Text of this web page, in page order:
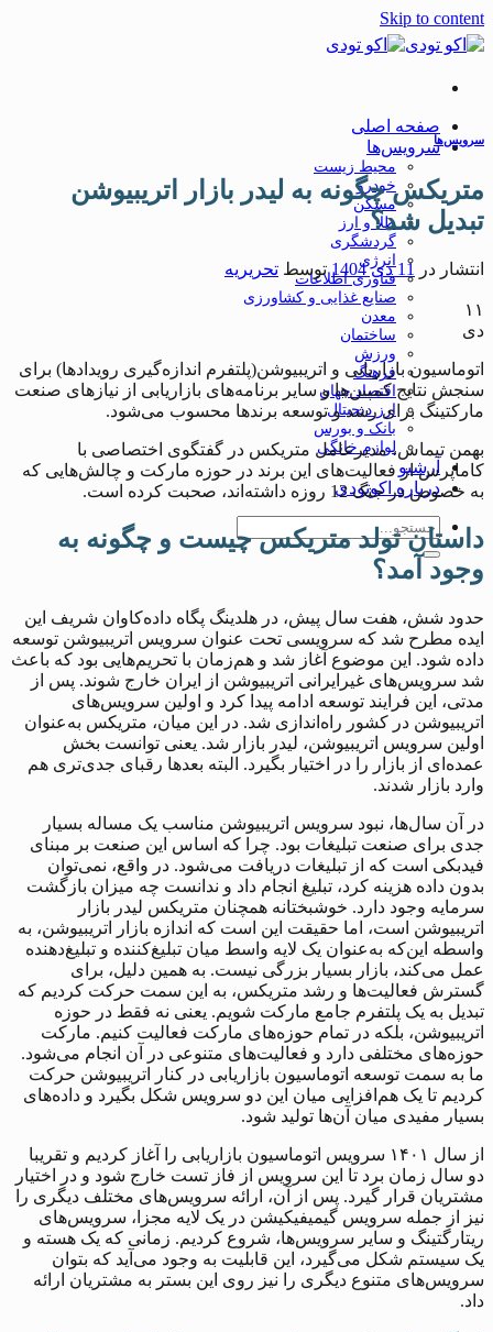
Skip to content
صفحه اصلی
سرویس‌ها
محیط زیست
خودرو
مسکن
طلا و ارز
گردشگری
انرژی
فناوری اطلاعات
صنایع غذایی و کشاورزی
معدن
ساختمان
ورزش
فرهنگ
اقتصاد جهان
ارز دیجیتال
بانک و بورس
لوازم خانگی
آرشیو
درباره اکوتودی
سرویس‌ها
متریکس چگونه به لیدر بازار اتریبیوشن
تبدیل شد؟
انتشار در 11 دی 1404 توسط تحریریه
۱۱
دی
اتوماسیون بازاریابی و اتریبیوشن(پلتفرم اندازه‌گیری رویدادها) برای
سنجش نتایج کمپین‌ها و سایر برنامه‌های بازاریابی از نیازهای صنعت
مارکتینگ برای رشد و توسعه برندها محسوب می‌شود.
بهمن تیماس، مدیرعامل متریکس در گفتگوی اختصاصی با
کاماپرس از فعالیت‌های این برند در حوزه مارکت و چالش‌هایی که
به خصوص در جنگ 12 روزه داشته‌اند، صحبت کرده است.
داستان تولد متریکس چیست و چگونه به
وجود آمد؟
حدود شش، هفت سال پیش، در هلدینگ پگاه داده‌کاوان شریف این
ایده مطرح شد که سرویسی تحت عنوان سرویس اتریبیوشن توسعه
داده شود. این موضوع آغاز شد و هم‌زمان با تحریم‌هایی بود که باعث
شد سرویس‌های غیرایرانی اتریبیوشن از ایران خارج شوند. پس از
مدتی، این فرایند توسعه ادامه پیدا کرد و اولین سرویس‌های
اتریبیوشن در کشور راه‌اندازی شد. در این میان، متریکس به‌عنوان
اولین سرویس اتریبیوشن، لیدر بازار شد. یعنی توانست بخش
عمده‌ای از بازار را در اختیار بگیرد. البته بعدها رقبای جدی‌تری هم
وارد بازار شدند.
در آن سال‌ها، نبود سرویس اتریبیوشن مناسب یک مساله بسیار
جدی برای صنعت تبلیغات بود. چرا که اساس این صنعت بر مبنای
فیدبکی است که از تبلیغات دریافت می‌شود. در واقع، نمی‌توان
بدون داده هزینه کرد، تبلیغ انجام داد و ندانست چه میزان بازگشت
سرمایه وجود دارد. خوشبختانه همچنان متریکس لیدر بازار
اتریبیوشن است، اما حقیقت این است که اندازه بازار اتریبیوشن، به
واسطه این‌که به‌عنوان یک لایه واسط میان تبلیغ‌کننده و تبلیغ‌دهنده
عمل می‌کند، بازار بسیار بزرگی نیست. به همین دلیل، برای
گسترش فعالیت‌ها و رشد متریکس، به این سمت حرکت کردیم که
تبدیل به یک پلتفرم جامع مارکت شویم. یعنی نه فقط در حوزه
اتریبیوشن، بلکه در تمام حوزه‌های مارکت فعالیت کنیم. مارکت
حوزه‌های مختلفی دارد و فعالیت‌های متنوعی در آن انجام می‌شود.
ما به سمت توسعه اتوماسیون بازاریابی در کنار اتریبیوشن حرکت
کردیم تا یک هم‌افزایی میان این دو سرویس شکل بگیرد و داده‌های
بسیار مفیدی میان آن‌ها تولید شود.
از سال ۱۴۰۱ سرویس اتوماسیون بازاریابی را آغاز کردیم و تقریبا
دو سال زمان برد تا این سرویس از فاز تست خارج شود و در اختیار
مشتریان قرار گیرد. پس از آن، ارائه سرویس‌های مختلف دیگری را
نیز از جمله سرویس گیمیفیکیشن در یک لایه مجزا، سرویس‌های
ریتارگتینگ و سایر سرویس‌ها، شروع کردیم. زمانی که یک هسته و
یک سیستم شکل می‌گیرد، این قابلیت به وجود می‌آید که بتوان
سرویس‌های متنوع دیگری را نیز روی این بستر به مشتریان ارائه
داد.